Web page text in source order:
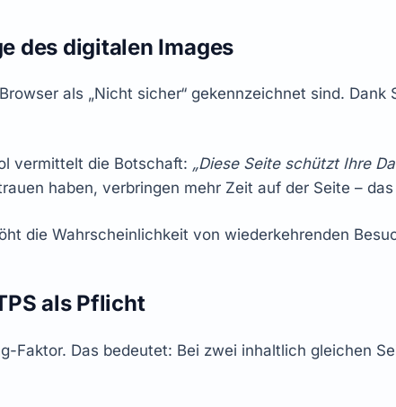
des digitalen Images
als „Nicht sicher“ gekennzeichnet sind. Dank
vermittelt die Botschaft: „Diese Seite schützt Ihre
haben, verbringen mehr Zeit auf der Seite – das
die Wahrscheinlichkeit von wiederkehrenden
als Pflicht
Faktor. Das bedeutet: Bei zwei inhaltlich gleichen